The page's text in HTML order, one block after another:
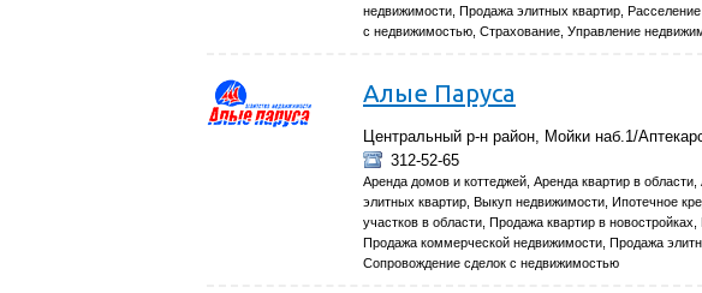
недвижимости, Продажа элитных квартир,
с недвижимостью, Страхование, Управление
Алые Паруса
Центральный р-н район, Мойки наб.1/
312-52-65
Аренда домов и коттеджей, Аренда квартир в
элитных квартир, Выкуп недвижимости, Ипотечное
участков в области, Продажа квартир в
Продажа коммерческой недвижимости, Продажа
Сопровождение сделок с недвижимостью